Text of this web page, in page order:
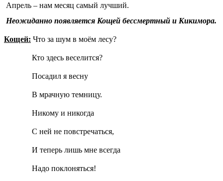
Апрель – нам месяц самый лучший.
Неожиданно появляется Кощей бессмертный и Кикимора.
Кощей: Что за шум в моём лесу?
Кто здесь веселится?
Посадил я весну
В мрачную темницу.
Никому и никогда
С ней не повстречаться,
И теперь лишь мне всегда
Надо поклоняться!